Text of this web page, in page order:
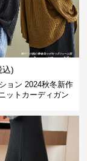
込)
ョン 2024秋冬新作
ットカーディガン